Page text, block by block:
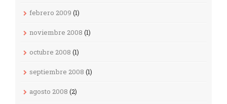
febrero 2009 (1)
noviembre 2008 (1)
octubre 2008 (1)
septiembre 2008 (1)
agosto 2008 (2)